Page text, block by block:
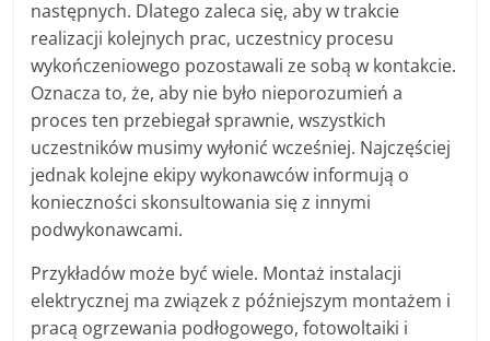
następnych. Dlatego zaleca się, aby w trakcie
realizacji kolejnych prac, uczestnicy procesu
wykończeniowego pozostawali ze sobą w kontakcie.
Oznacza to, że, aby nie było nieporozumień a
proces ten przebiegał sprawnie, wszystkich
uczestników musimy wyłonić wcześniej. Najczęściej
jednak kolejne ekipy wykonawców informują o
konieczności skonsultowania się z innymi
podwykonawcami.
Przykładów może być wiele. Montaż instalacji
elektrycznej ma związek z późniejszym montażem i
pracą ogrzewania podłogowego, fotowoltaiki i